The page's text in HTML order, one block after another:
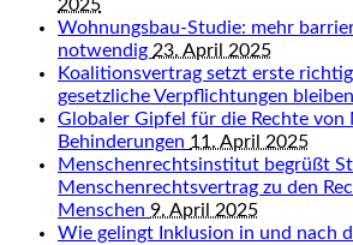
2025
Wohnungsbau-Studie: mehr
notwendig 23. April 2025
Koalitionsvertrag setzt erste
gesetzliche Verpflichtungen
Globaler Gipfel für die Rechte von
Behinderungen 11. April 2025
Menschenrechtsinstitut begrüßt
Menschenrechtsvertrag zu den
Menschen 9. April 2025
Wie gelingt Inklusion in und nach